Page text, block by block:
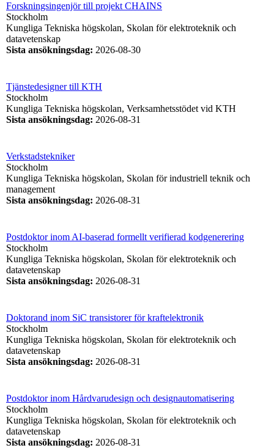
Forskningsingenjör till projekt CHAINS
Stockholm
Kungliga Tekniska högskolan, Skolan för elektroteknik och
datavetenskap
Sista ansökningsdag: 2026-08-30
Tjänstedesigner till KTH
Stockholm
Kungliga Tekniska högskolan, Verksamhetsstödet vid KTH
Sista ansökningsdag: 2026-08-31
Verkstadstekniker
Stockholm
Kungliga Tekniska högskolan, Skolan för industriell teknik och
management
Sista ansökningsdag: 2026-08-31
Postdoktor inom AI-baserad formellt verifierad kodgenerering
Stockholm
Kungliga Tekniska högskolan, Skolan för elektroteknik och
datavetenskap
Sista ansökningsdag: 2026-08-31
Doktorand inom SiC transistorer för kraftelektronik
Stockholm
Kungliga Tekniska högskolan, Skolan för elektroteknik och
datavetenskap
Sista ansökningsdag: 2026-08-31
Postdoktor inom Hårdvarudesign och designautomatisering
Stockholm
Kungliga Tekniska högskolan, Skolan för elektroteknik och
datavetenskap
Sista ansökningsdag: 2026-08-31